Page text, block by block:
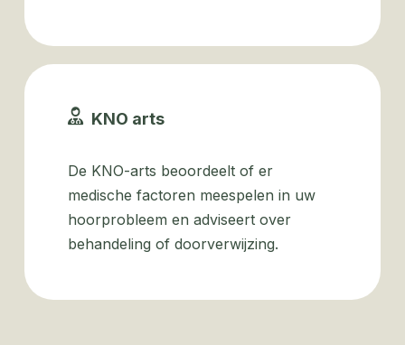
KNO arts
De KNO-arts beoordeelt of er
medische factoren meespelen in uw
hoorprobleem en adviseert over
behandeling of doorverwijzing.